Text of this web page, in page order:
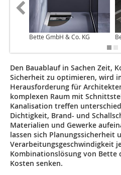
Bette GmbH & Co. KG
Den Bauablauf in Sachen Zeit,
Sicherheit zu optimieren, wird
Herausforderung für
komplexen Raum mit
Kanalisation treffen
Dichtigkeit, Brand- und
Materialien und Gewerke
lassen sich Planungssicherheit
Verarbeitungsgeschwindigkeit
Kombinationslösung von Bette
Kosten senken.